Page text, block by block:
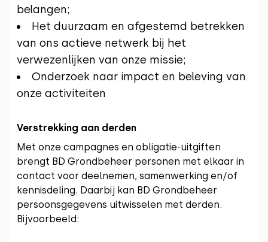
belangen;
Het duurzaam en afgestemd betrekken
van ons actieve netwerk bij het
verwezenlijken van onze missie;
Onderzoek naar impact en beleving van
onze activiteiten
Verstrekking aan derden
Met onze campagnes en obligatie-uitgiften
brengt BD Grondbeheer personen met elkaar in
contact voor deelnemen, samenwerking en/of
kennisdeling. Daarbij kan BD Grondbeheer
persoonsgegevens uitwisselen met derden.
Bijvoorbeeld: